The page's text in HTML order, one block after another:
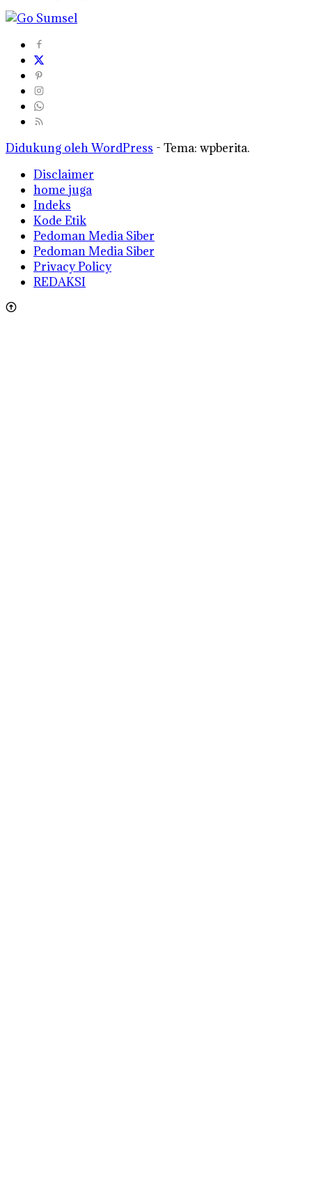
Didukung oleh WordPress - Tema: wpberita.
Disclaimer
home juga
Indeks
Kode Etik
Pedoman Media Siber
Pedoman Media Siber
Privacy Policy
REDAKSI